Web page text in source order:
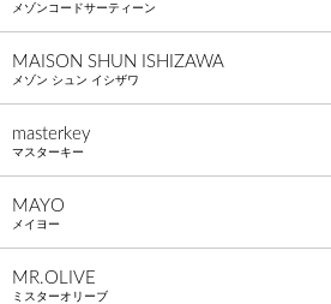
メゾンコードサーティーン
MAISON SHUN ISHIZAWA
メゾン シュン イシザワ
masterkey
マスターキー
MAYO
メイヨー
MR.OLIVE
ミスターオリーブ